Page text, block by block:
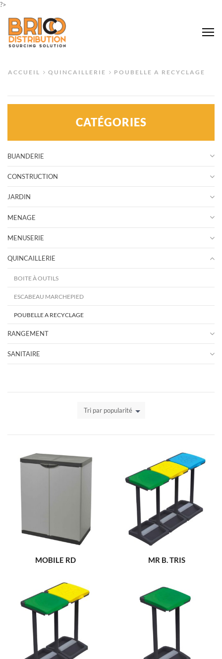
?>
ACCUEIL QUINCAILLERIE POUBELLE A RECYCLAGE
Tri par popularité
MOBILE RD MR B. TRIS
CATÉGORIES
BUANDERIE
CONSTRUCTION
JARDIN
MENAGE
MENUSERIE
QUINCAILLERIE
BOITE À OUTILS
ESCABEAU MARCHEPIED
POUBELLE A RECYCLAGE
RANGEMENT
SANITAIRE